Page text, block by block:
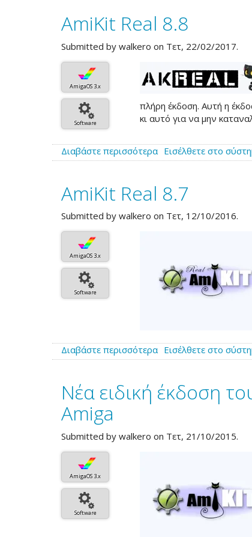
το
AmiKit
X
AmiKit Real 8.8
Submitted by walkero on Τετ, 22/02/2017.
AmigaOS 3.x
Software
πλήρη έκδοση. Αυτή η
κι αυτό για να μην
Διαβάστε περισσότερα για
το
Real
8.8
Εισέλθετε στο
AmiKit Real 8.7
Submitted by walkero on Τετ, 12/10/2016.
AmigaOS 3.x
Software
Διαβάστε περισσότεραγια
το
Real
8.7
Εισέλθετε στο
Νέα ειδική έκδοση
Amiga
Submitted by walkero on Τετ, 21/10/2015.
AmigaOS 3.x
Software